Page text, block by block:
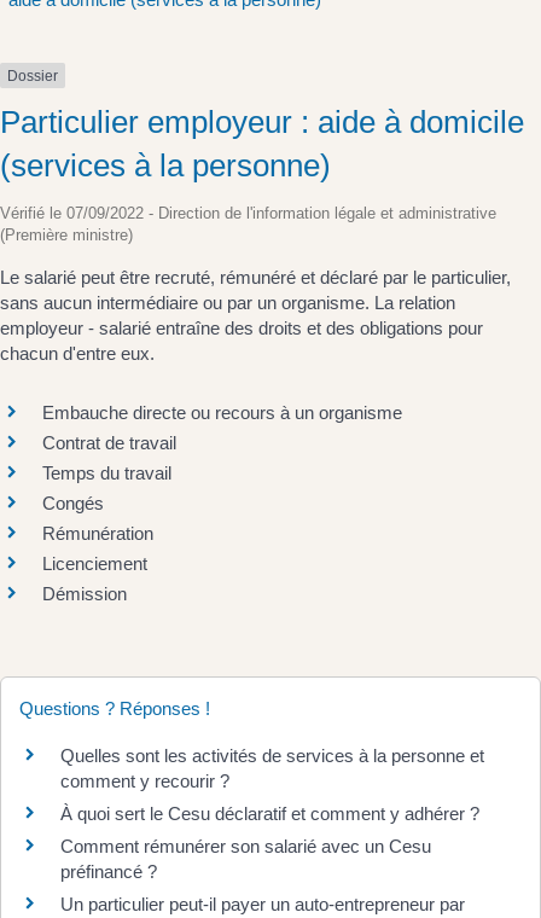
Dossier
Particulier employeur : aide à domicile
(services à la personne)
Vérifié le 07/09/2022 - Direction de l'information légale et administrative
(Première ministre)
Le salarié peut être recruté, rémunéré et déclaré par le particulier,
sans aucun intermédiaire ou par un organisme. La relation
employeur - salarié entraîne des droits et des obligations pour
chacun d'entre eux.
Embauche directe ou recours à un organisme
Contrat de travail
Temps du travail
Congés
Rémunération
Licenciement
Démission
Questions ? Réponses !
Quelles sont les activités de services à la personne et
comment y recourir ?
À quoi sert le Cesu déclaratif et comment y adhérer ?
Comment rémunérer son salarié avec un Cesu
préfinancé ?
Un particulier peut-il payer un auto-entrepreneur par